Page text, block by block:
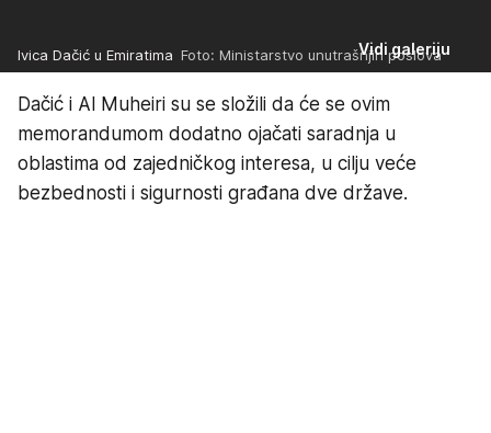
Vidi galeriju
Ivica Dačić u Emiratima Foto: Ministarstvo unutrašnjih poslova
Dačić i Al Muheiri su se složili da će se ovim
memorandumom dodatno ojačati saradnja u
oblastima od zajedničkog interesa, u cilju veće
bezbednosti i sigurnosti građana dve države.